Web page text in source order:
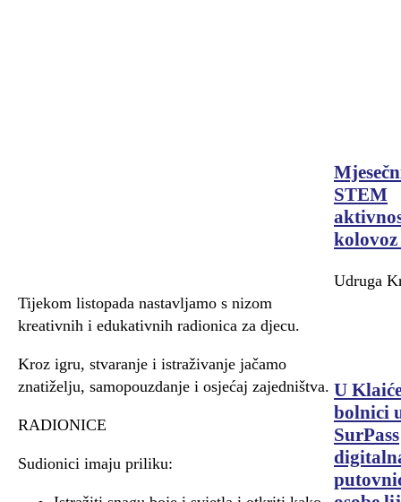
Tijekom listopada nastavljamo s nizom
kreativnih i edukativnih radionica za djecu.
Kroz igru, stvaranje i istraživanje jačamo
znatiželju, samopouzdanje i osjećaj zajedništva.
RADIONICE
Sudionici imaju priliku:
STEM
kolovoz
Udruga
U
bolnici
SurPass